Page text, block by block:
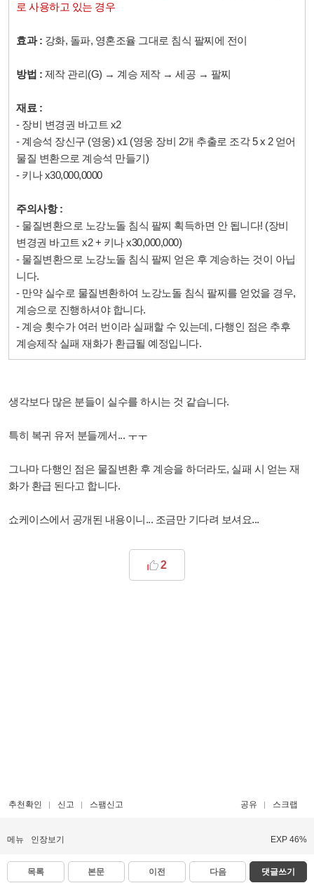
로 사용하고 있는 경우
효과 : 강화, 돌파, 영혼조율 그대로 침식 팔찌에 전이
방법 : 제작 관리(G) → 계승 제작 → 세공 → 팔찌
재료 :
- 장비 변경권 바고트 x2
- 계승석 장신구 (영웅) x1 (영웅 장비 2개 추출로 조각 5 x 2 얻어
물질 변환으로 계승석 만들기)
- 키나 x30,000,0000
주의사항 :
- 물질변환으로 노강노돌 침식 팔찌 획득하면 안 됩니다! (장비
변경권 바고트 x2 + 키나 x30,000,000)
- 물질변환으로 노강노돌 침식 팔찌 얻은 후 계승하는 것이 아닙
니다.
- 만약 실수로 물질변환하여 노강노돌 침식 팔찌를 얻었을 경우,
계승으로 진행하셔야 합니다.
- 계승 횟수가 여러 번이라 실패할 수 있는데, 다행인 점은 추후
계승제작 실패 재화가 환급될 예정입니다.
생각보다 많은 분들이 실수를 하시는 것 같습니다.
특히 복귀 유저 분들께서... ㅜㅜ
그나마 다행인 점은 물질변환 후 계승을 하더라도, 실패 시 얻는 재
화가 환급 된다고 합니다.
쇼케이스에서 공개된 내용이니... 조금만 기다려 보셔요...
2
추천확인 신고 스팸신고 공유 스크랩
메뉴 인장보기 EXP 46%
목록 본문 이전 다음 댓글쓰기